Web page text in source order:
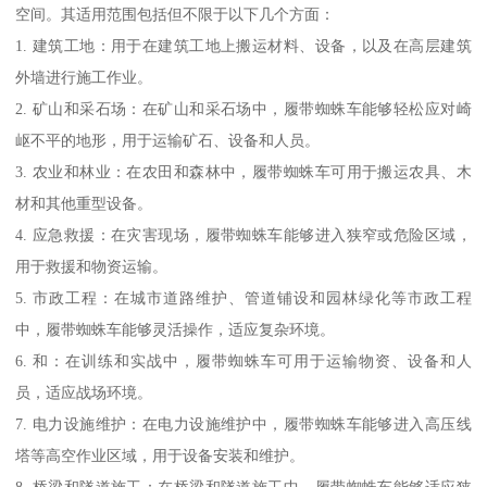
空间。其适用范围包括但不限于以下几个方面：
1. 建筑工地：用于在建筑工地上搬运材料、设备，以及在高层建筑
外墙进行施工作业。
2. 矿山和采石场：在矿山和采石场中，履带蜘蛛车能够轻松应对崎
岖不平的地形，用于运输矿石、设备和人员。
3. 农业和林业：在农田和森林中，履带蜘蛛车可用于搬运农具、木
材和其他重型设备。
4. 应急救援：在灾害现场，履带蜘蛛车能够进入狭窄或危险区域，
用于救援和物资运输。
5. 市政工程：在城市道路维护、管道铺设和园林绿化等市政工程
中，履带蜘蛛车能够灵活操作，适应复杂环境。
6. 和：在训练和实战中，履带蜘蛛车可用于运输物资、设备和人
员，适应战场环境。
7. 电力设施维护：在电力设施维护中，履带蜘蛛车能够进入高压线
塔等高空作业区域，用于设备安装和维护。